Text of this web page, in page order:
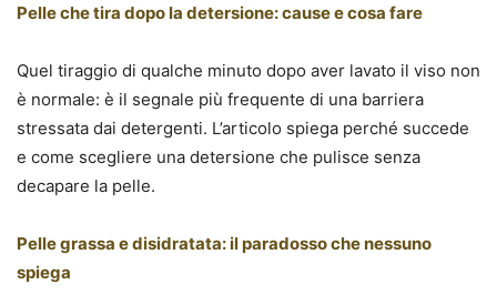
Pelle che tira dopo la detersione: cause e cosa fare
Quel tiraggio di qualche minuto dopo aver lavato il viso non
è normale: è il segnale più frequente di una barriera
stressata dai detergenti. L’articolo spiega perché succede
e come scegliere una detersione che pulisce senza
decapare la pelle.
Pelle grassa e disidratata: il paradosso che nessuno
spiega